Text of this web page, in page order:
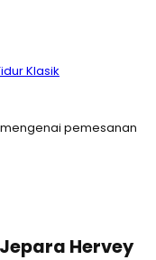
Klasik
pemesanan
Hervey